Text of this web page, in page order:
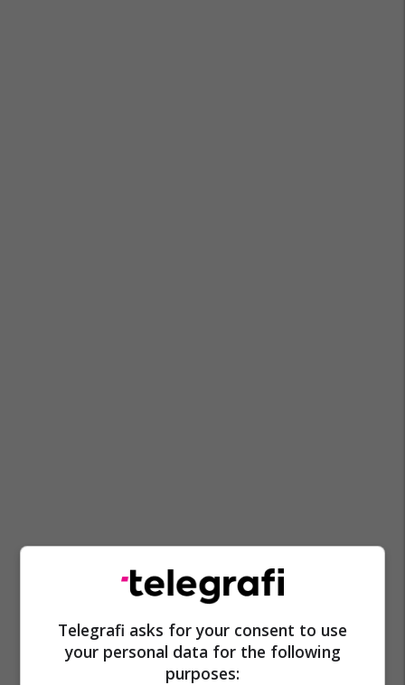
Telegrafi asks for your consent to use
your personal data for the following
purposes: